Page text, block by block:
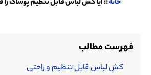
خانه::آیا کش لباس قابل تنظیم پوشاک را
فهرست مطالب
کش لباس قابل تنظیم و راحتی